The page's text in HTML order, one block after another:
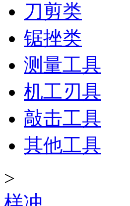
刀剪类
锯挫类
测量工具
机工刃具
敲击工具
其他工具
>